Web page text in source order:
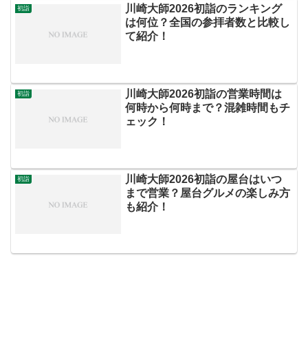
初詣
川崎大師2026初詣のランキング
は何位？全国の参拝者数と比較し
て紹介！
初詣
川崎大師2026初詣の営業時間は
何時から何時まで？混雑時間もチ
ェック！
初詣
川崎大師2026初詣の屋台はいつ
まで営業？屋台グルメの楽しみ方
も紹介！